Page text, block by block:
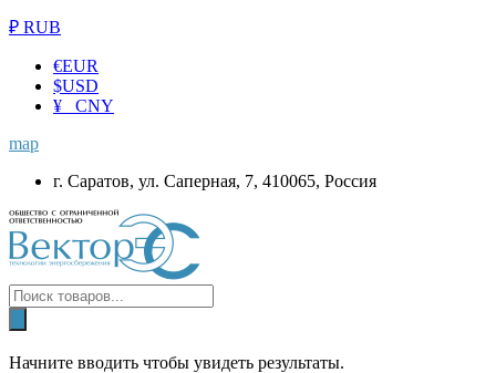
₽ RUB
€EUR
$USD
¥ CNY
map
г. Саратов, ул. Саперная, 7, 410065, Россия
Начните вводить чтобы увидеть результаты.